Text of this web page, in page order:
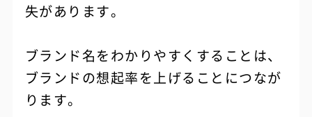
失があります。
ブランド名をわかりやすくすることは、
ブランドの想起率を上げることにつなが
ります。